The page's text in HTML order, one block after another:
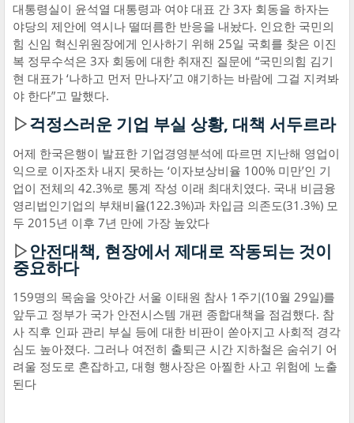
대통령실이 윤석열 대통령과 여야 대표 간 3자 회동을 하자는
야당의 제안에 역시나 떨떠름한 반응을 내놨다. 인요한 국민의
힘 신임 혁신위원장에게 인사하기 위해 25일 국회를 찾은 이진
복 정무수석은 3자 회동에 대한 취재진 질문에 “국민의힘 김기
현 대표가 ‘나하고 먼저 만나자’고 얘기하는 바람에 그걸 지켜봐
야 한다”고 말했다.
▷걱정스러운 기업 부실 상황, 대책 서두르라
어제 한국은행이 발표한 기업경영분석에 따르면 지난해 영업이
익으로 이자조차 내지 못하는 ‘이자보상비율 100% 미만’인 기
업이 전체의 42.3%로 통계 작성 이래 최대치였다. 국내 비금융
영리법인기업의 부채비율(122.3%)과 차입금 의존도(31.3%) 모
두 2015년 이후 7년 만에 가장 높았다
▷안전대책, 현장에서 제대로 작동되는 것이
중요하다
159명의 목숨을 앗아간 서울 이태원 참사 1주기(10월 29일)를
앞두고 정부가 국가 안전시스템 개편 종합대책을 점검했다. 참
사 직후 인파 관리 부실 등에 대한 비판이 쏟아지고 사회적 경각
심도 높아졌다. 그러나 여전히 출퇴근 시간 지하철은 숨쉬기 어
려울 정도로 혼잡하고, 대형 행사장은 아찔한 사고 위험에 노출
된다